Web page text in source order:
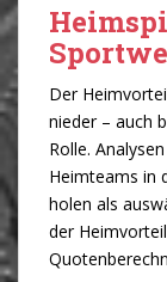
Der
nieder – auch
Rolle.
Heimteams in
holen als
der